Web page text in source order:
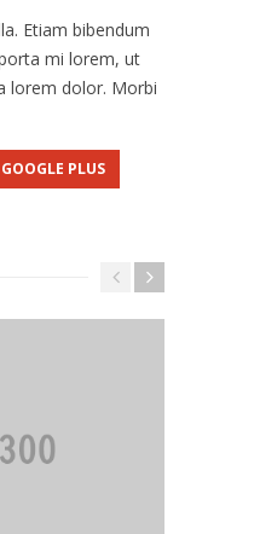
Etiam bibendum
mi lorem, ut
lorem dolor. Morbi
GOOGLE PLUS